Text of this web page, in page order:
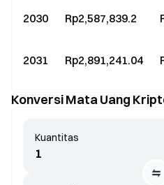
2030 Rp2,587,839.2
2031 Rp2,891,241.04
Konversi Mata Uang
Kuantitas